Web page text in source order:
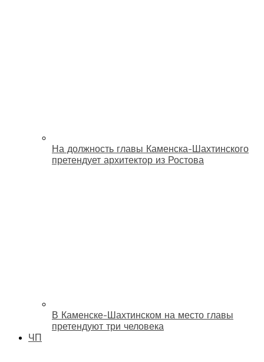
На должность главы Каменска-Шахтинского
претендует архитектор из Ростова
В Каменске-Шахтинском на место главы
претендуют три человека
ЧП